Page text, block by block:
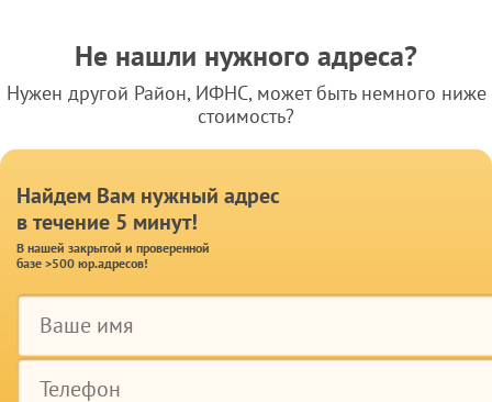
Не нашли нужного адреса?
Нужен другой Район, ИФНС, может быть немного ниже
стоимость?
Найдем Вам нужный адрес
в течение 5 минут!
В нашей закрытой и проверенной
базе >500 юр.адресов!